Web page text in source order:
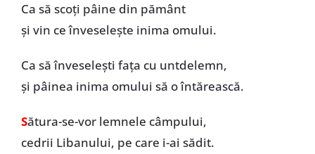
Ca să scoți pâine din pământ
și vin ce înveselește inima omului.
Ca să înveselești fața cu untdelemn,
și pâinea inima omului să o întărească.
Sătura-se-vor lemnele câmpului,
cedrii Libanului, pe care i-ai sădit.